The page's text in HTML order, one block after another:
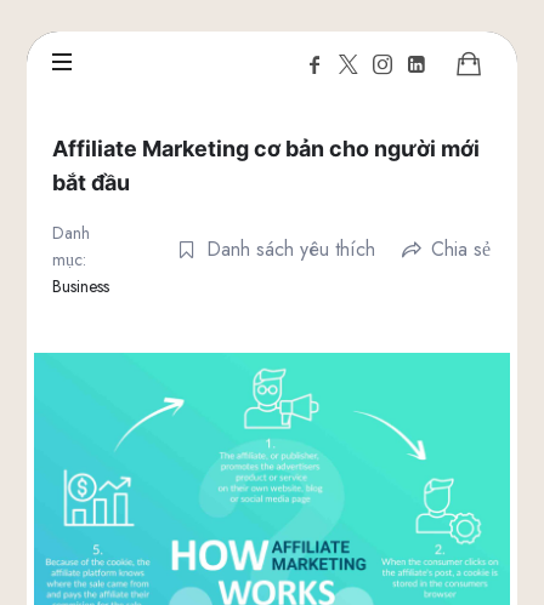
Affiliate Marketing cơ bản cho người mới
bắt đầu
Danh
mục:
Business
Danh sách yêu thích Chia sẻ